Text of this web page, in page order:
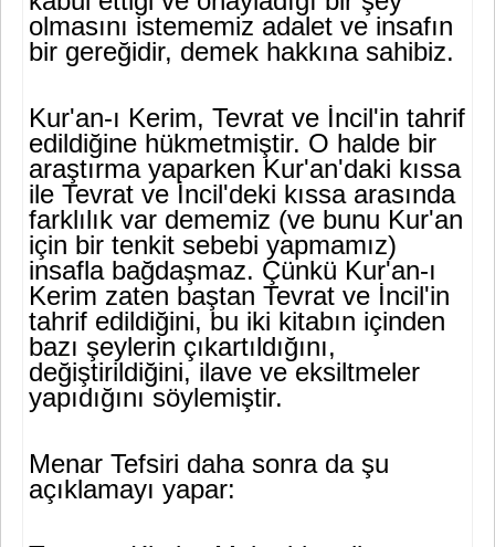
olmasını istememiz adalet ve insafın
bir ge­reğidir, demek hakkına sahibiz.
Kur'an-ı Kerim, Tevrat ve İncil'in tahrif
edildiğine hükmetmiştir. O halde bir
araştırma yaparken Kur'an'daki kıssa
ile Tevrat ve İncil'deki kıssa arasında
farklılık var dememiz (ve bunu Kur'an
için bir tenkit sebebi yapmamız)
insafla bağdaşmaz. Çünkü Kur'an-ı
Kerim zaten baştan Tevrat ve İncil'in
tahrif edildiğini, bu iki kita­bın içinden
bazı şeylerin çıkartıldığını,
değiştirildiğini, ilave ve eksiltmeler
yapıdığını söylemiştir.
Menar Tefsiri daha sonra da şu
açıklamayı yapar: